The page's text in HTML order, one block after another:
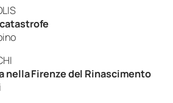
nella Firenze del Rinascimento